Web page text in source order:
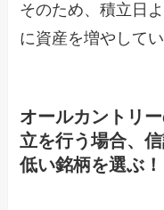
そのため、積立日
に資産を増やして
オールカントリ
立を行う場合、
低い銘柄を選ぶ！